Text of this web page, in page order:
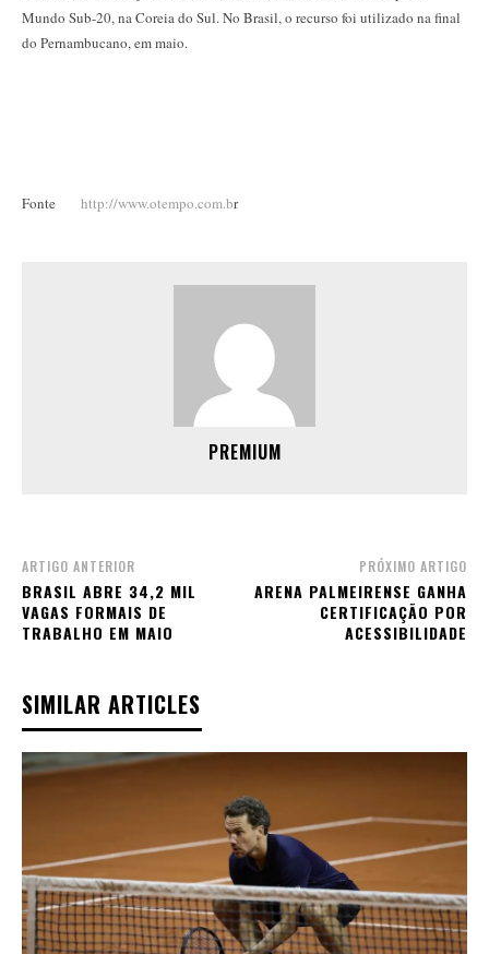
Mundo Sub-20, na Coreia do Sul. No Brasil, o recurso foi utilizado na final
do Pernambucano, em maio.
Fonte http://www.otempo.com.br
PREMIUM
ARTIGO ANTERIOR
BRASIL ABRE 34,2 MIL
VAGAS FORMAIS DE
TRABALHO EM MAIO
PRÓXIMO ARTIGO
ARENA PALMEIRENSE GANHA
CERTIFICAÇÃO POR
ACESSIBILIDADE
SIMILAR ARTICLES